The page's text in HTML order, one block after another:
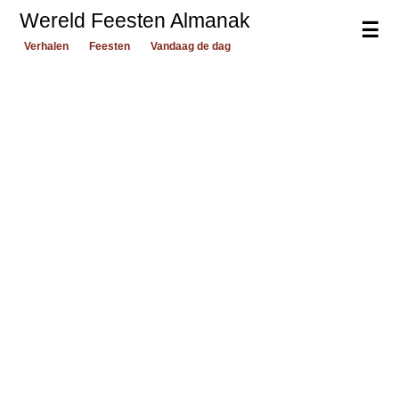
☰
Wereld Feesten Almanak
Verhalen Feesten Vandaag de dag